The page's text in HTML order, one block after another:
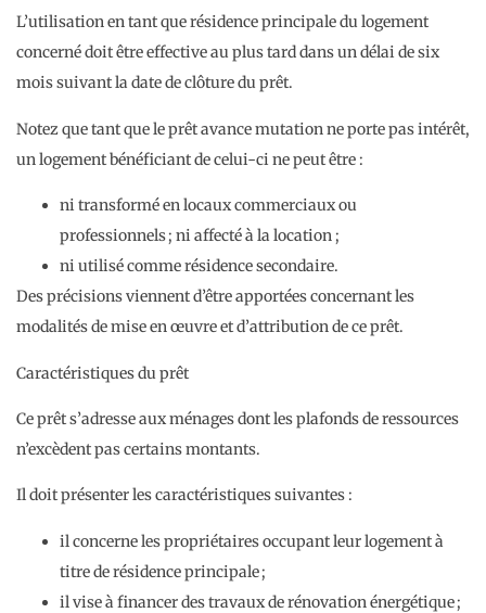
L’utilisation en tant que résidence principale du logement
concerné doit être effective au plus tard dans un délai de six
mois suivant la date de clôture du prêt.
Notez que tant que le prêt avance mutation ne porte pas intérêt,
un logement bénéficiant de celui-ci ne peut être :
ni transformé en locaux commerciaux ou
professionnels ; ni affecté à la location ;
ni utilisé comme résidence secondaire.
Des précisions viennent d’être apportées concernant les
modalités de mise en œuvre et d’attribution de ce prêt.
Caractéristiques du prêt
Ce prêt s’adresse aux ménages dont les plafonds de ressources
n’excèdent pas certains montants.
Il doit présenter les caractéristiques suivantes :
il concerne les propriétaires occupant leur logement à
titre de résidence principale ;
il vise à financer des travaux de rénovation énergétique ;